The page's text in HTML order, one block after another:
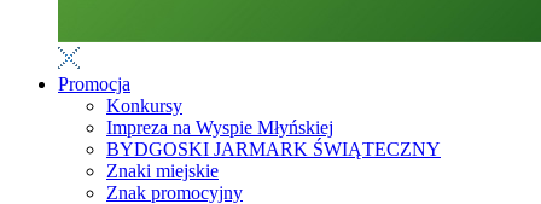
Promocja
Konkursy
Impreza na Wyspie Młyńskiej
BYDGOSKI JARMARK ŚWIĄTECZNY
Znaki miejskie
Znak promocyjny